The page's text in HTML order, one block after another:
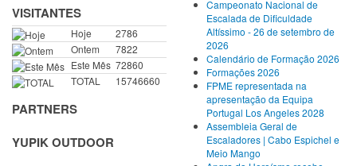
VISITANTES
Hoje
2786
Ontem
7822
Este Mês 72860
TOTAL
15746660
PARTNERS
YUPIK OUTDOOR
Campeonato Nacional de
Escalada de Dificuldade
Altíssimo - 26 de setembro de
2026
Calendário de Formação 2026
Formações 2026
FPME representada na
apresentação da Equipa
Portugal Los Angeles 2028
Assembleia Geral de
Escaladores | Cabo Espichel e
Meio Mango